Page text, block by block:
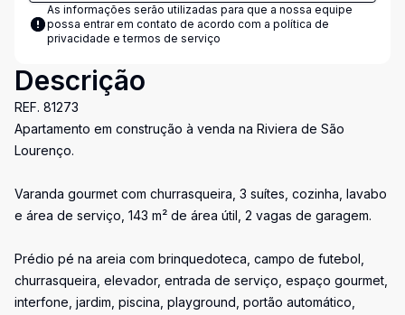
As informações serão utilizadas para que a nossa equipe
possa entrar em contato de acordo com a política de
privacidade e termos de serviço
Descrição
REF. 81273
Apartamento em construção à venda na Riviera de São
Lourenço.
Varanda gourmet com churrasqueira, 3 suítes, cozinha, lavabo
e área de serviço, 143 m² de área útil, 2 vagas de garagem.
Prédio pé na areia com brinquedoteca, campo de futebol,
churrasqueira, elevador, entrada de serviço, espaço gourmet,
interfone, jardim, piscina, playground, portão automático,